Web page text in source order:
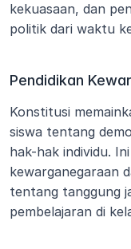
kekuasaan, dan
politik dari waktu
Pendidikan
Konstitusi
siswa tentang
hak-hak individu.
kewarganegaraan
tentang tanggung
pembelajaran di